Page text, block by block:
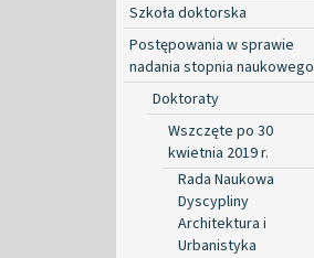
Szkoła doktorska
Postępowania w sprawie
nadania stopnia naukowego
Doktoraty
Wszczęte po 30
kwietnia 2019 r.
Rada Naukowa
Dyscypliny
Architektura i
Urbanistyka